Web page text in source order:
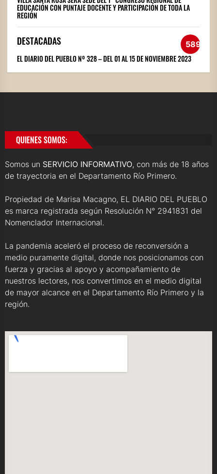
EDUCACIÓN CON PUNTAJE DOCENTE Y PARTICIPACIÓN DE TODA LA
REGIÓN
DESTACADAS 589
EL DIARIO DEL PUEBLO Nº 328 – DEL 01 AL 15 DE NOVIEMBRE 2023
QUIENES SOMOS:
Somos un SERVICIO INFORMATIVO, con más de 18 años
de trayectoria en el Departamento Río Primero.
Propiedad de Marisa Macagno, EL DIARIO DEL PUEBLO
es marca registrada según Resolución N° 2941831 del
Nomenclador Internacional.
La pandemia aceleró el proceso de reconversión a
medio puramente digital, donde nos posicionamos con
fuerza y gracias al apoyo y acompañamiento de
nuestros lectores, nos convertimos en el medio digital
de mayor alcance en el Departamento Río Primero y la
región.